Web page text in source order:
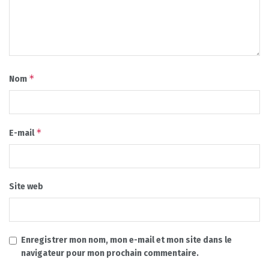
Nom *
E-mail*
Site web
Enregistrer mon nom, mon e-mail et mon site dans le
navigateur pour mon prochain commentaire.